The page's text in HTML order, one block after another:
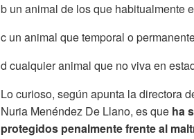
b un animal de los que habitualmente
c un animal que temporal o
d cualquier animal que no viva en
Lo curioso, según apunta la directora
Nuria Menéndez De Llano, es que ha
protegidos penalmente frente al